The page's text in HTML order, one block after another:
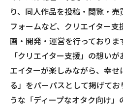
り、同人作品を投稿・閲覧・
フォームなど、クリエイター
画・開発・運営を行っており
「クリエイター支援」の想い
エイターが楽しみながら、幸
る」をパーパスとして掲げて
うな「ディープなオタク向け